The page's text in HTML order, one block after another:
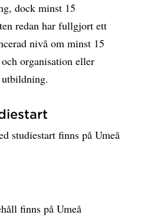
dock minst 15
redan har fullgjort ett
nivå om minst 15
organisation eller
studiestart finns på Umeå
finns på Umeå